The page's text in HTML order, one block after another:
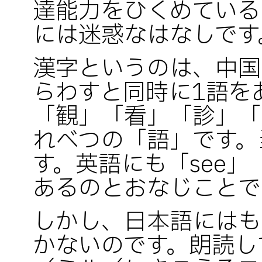
達能力をひくめてい
には迷惑なはなしで
漢字というのは、中
らわすと同時に1語
「観」「看」「診」
れべつの「語」です
す。英語にも「see
あるのとおなじこと
しかし、日本語には
かないのです。朗読